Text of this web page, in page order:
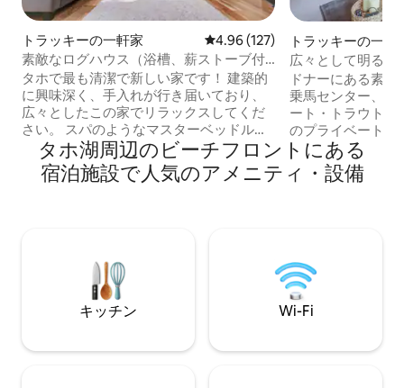
トラッキーの一軒家 レビュー127件、5つ星中4.96つ
4.96 (127)
素敵なログハウス（浴槽、薪ストーブ付
き）！
タホで最も清潔で新しい家です！ 建築的
に興味深く、手入れが行き届いており、
広々としたこの家でリラックスしてくだ
さい。 スパのようなマスターベッドルー
ムには、大きなバスタブ、2つの強力なシ
ャワーヘッドを備えたタイルシャワー、
キングサイズベッドが備わっています。
きます。 アーチ型の天井、クイーンベッ
ド、スマートエンターテイメントを備え
たリビングルームは、アフタースキーや
ムービーナイトに最適です。
トラッキーの一軒
広々として明るい
ム
ドナーにある素
乗馬センター、そ
ート・トラウト・
のプライベート・
場、テニスコート
えたプール3つ、
ス、カヤック、水
えたフルジムがあ
ーリゾートと湖は
す。新しく改装さ
脈にある完璧な隠
タホ湖周⁠辺⁠のビ⁠ー⁠チ⁠フ⁠ロ⁠ン⁠ト⁠にあ⁠る
宿⁠泊⁠施⁠設⁠で人⁠気⁠のア⁠メ⁠ニ⁠テ⁠ィ・設⁠備
キッチン Wi-Fi